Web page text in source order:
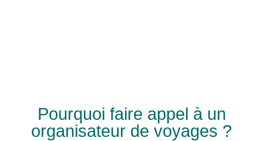
Pourquoi faire appel à un
organisateur de voyages ?